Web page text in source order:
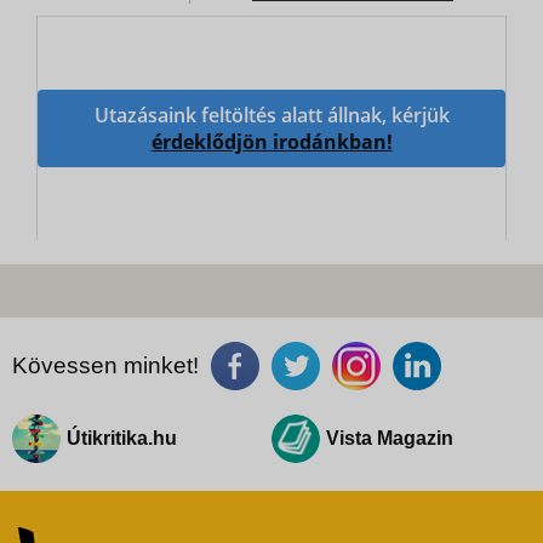
Utazásaink feltöltés alatt állnak, kérjük
érdeklődjön irodánkban!
Kövessen minket!
Útikritika.hu Vista Magazin